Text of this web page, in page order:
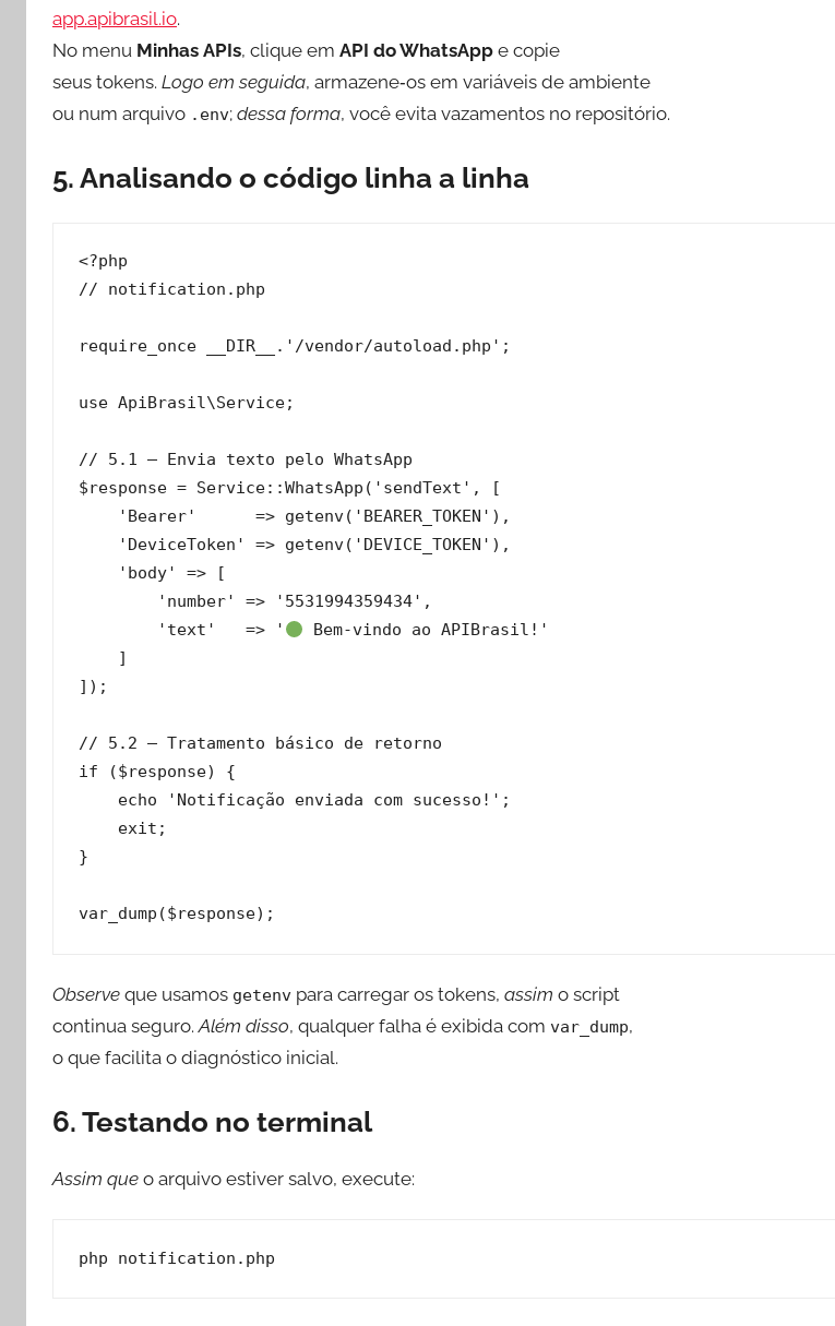
app.apibrasil.io.
No menu Minhas APIs, clique em API do WhatsApp e copie
seus tokens. Logo em seguida, armazene‑os em variáveis de ambiente
ou num arquivo .env; dessa forma, você evita vazamentos no repositório.
5. Analisando o código linha a linha
<?php
// notification.php
require_once __DIR__.'/vendor/autoload.php';
use ApiBrasil\Service;
// 5.1 – Envia texto pelo WhatsApp
$response = Service::WhatsApp('sendText', [
    'Bearer'      => getenv('BEARER_TOKEN'),
    'DeviceToken' => getenv('DEVICE_TOKEN'),
    'body' => [
        'number' => '5531994359434',
        'text'   => '
Bem‑vindo ao APIBrasil!'
    ]
]);
// 5.2 – Tratamento básico de retorno
if ($response) {
    echo 'Notificação enviada com sucesso!';
    exit;
}
Observe que usamos getenv para carregar os tokens, assim o script
continua seguro.Além disso, qualquer falha é exibida com var_dump,
o que facilita o diagnóstico inicial.
6. Testando no terminal
Assim que o arquivo estiver salvo, execute:
php notification.php